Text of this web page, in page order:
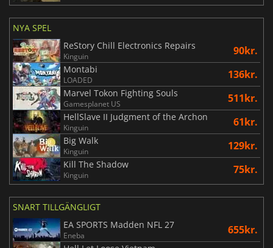
NYA SPEL
ReStory Chill Electronics Repairs
Kinguin 90kr.
Montabi
LOADED 136kr.
Marvel Tokon Fighting Souls
Gamesplanet US 511kr.
HellSlave II Judgment of the Archon
Kinguin 61kr.
Big Walk
Kinguin 129kr.
Kill The Shadow
Kinguin 75kr.
SNART TILLGÄNGLIGT
EA SPORTS Madden NFL 27
Eneba 655kr.